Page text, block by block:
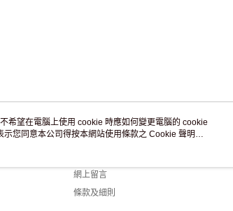
客戶服務
網上留言
條款及細則
希望在電腦上使用 cookie 時應如何變更電腦的 cookie
您同意本公司得按本網站使用條款之 Cookie 聲明使